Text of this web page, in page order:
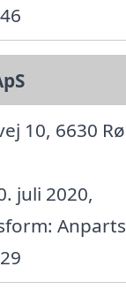
10, 6630
juli 2020,